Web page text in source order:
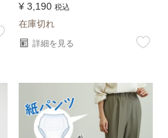
¥ 3,190 税込
在庫切れ
詳細を見る